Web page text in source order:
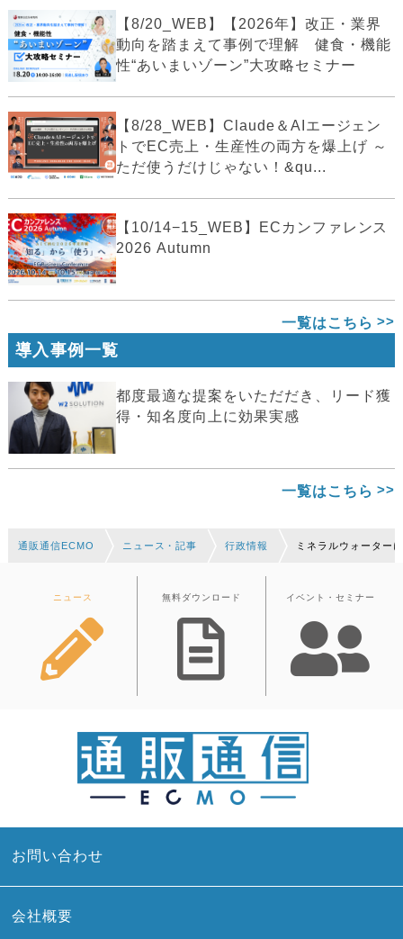
【8/20_WEB】【2026年】改正・業界
動向を踏まえて事例で理解 健食・機能
性“あいまいゾーン”大攻略セミナー
【8/28_WEB】Claude＆AIエージェン
トでEC売上・生産性の両方を爆上げ ～
ただ使うだけじゃない！&qu...
【10/14−15_WEB】ECカンファレンス
2026 Autumn
一覧はこちら
導入事例一覧
都度最適な提案をいただだき、リード獲
得・知名度向上に効果実感
一覧はこちら
通販通信ECMO ニュース・記事 行政情報 ミネラルウォーター
ニュース 無料ダウンロード イベント・セミナー
お問い合わせ
会社概要